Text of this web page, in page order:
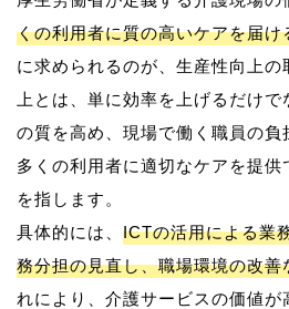
くの利用者に質の高いケアを届け
に求められるのが、生産性向上の
上とは、単に効率を上げるだけ
の質を高め、現場で働く職員の負
多くの利用者に適切なケアを提供
を指します。
具体的には、 ICTの活用による業
務分担の見直し、職場環境の改善
れにより、介護サービスの価値が